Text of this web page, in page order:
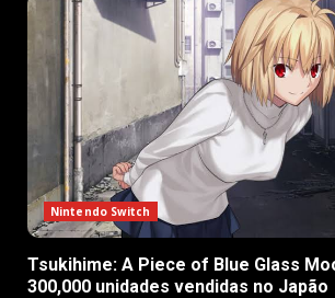
Nintendo Switch
Tsukihime: A Piece of Blue Glass
300,000 unidades vendidas no Japão